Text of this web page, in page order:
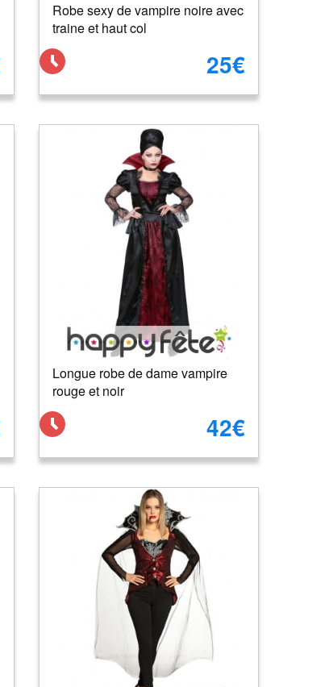
Robe sexy de vampire noire avec
traine et haut col
25€
Longue robe de dame vampire
rouge et noir
42€